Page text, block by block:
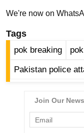
वु
ड
ली
वु
We're now on
Tags
pok breaking
Pakistan police